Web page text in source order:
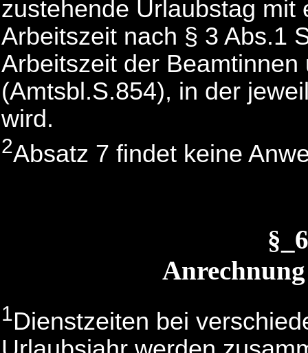
zustehende Urlaubstag
Arbeitszeit nach § 3 Abs.1
Arbeitszeit der
(Amtsbl.S.854), in der
wird.
2Absatz 7 findet keine
1Dienstzeiten bei